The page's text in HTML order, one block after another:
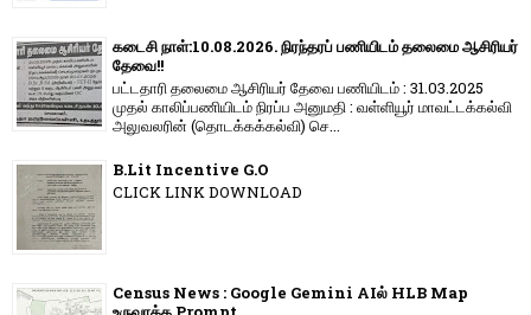
கடைசி நாள்:10.08.2026. நிரந்தரப் பணியிடம் தலைமை ஆசிரியர்
தேவை!!
பட்டதாரி தலைமை ஆசிரியர் தேவை பணியிடம் : 31.03.2025
முதல் காலிப்பணியிடம் நிரப்ப அனுமதி : வள்ளியூர் மாவட்டக்கல்வி
அலுவலரின் (தொடக்கக்கல்வி) செ...
B.Lit Incentive G.O
CLICK LINK DOWNLOAD
Census News : Google Gemini AIல் HLB Map